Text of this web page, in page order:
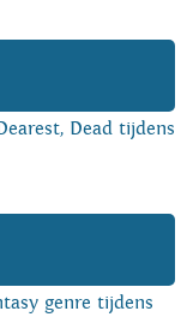
Dead tijdens
genre tijdens